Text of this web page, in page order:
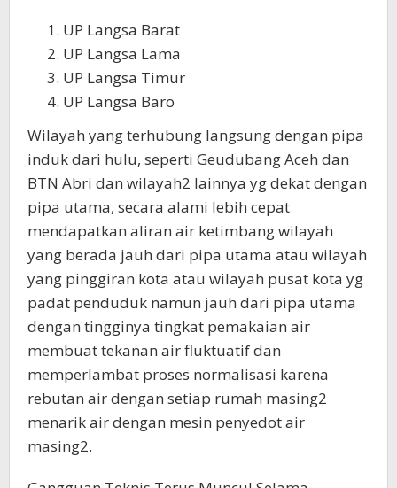
UP Langsa Barat
UP Langsa Lama
UP Langsa Timur
UP Langsa Baro
Wilayah yang terhubung langsung dengan pipa
induk dari hulu, seperti Geudubang Aceh dan
BTN Abri dan wilayah2 lainnya yg dekat dengan
pipa utama, secara alami lebih cepat
mendapatkan aliran air ketimbang wilayah
yang berada jauh dari pipa utama atau wilayah
yang pinggiran kota atau wilayah pusat kota yg
padat penduduk namun jauh dari pipa utama
dengan tingginya tingkat pemakaian air
membuat tekanan air fluktuatif dan
memperlambat proses normalisasi karena
rebutan air dengan setiap rumah masing2
menarik air dengan mesin penyedot air
masing2.